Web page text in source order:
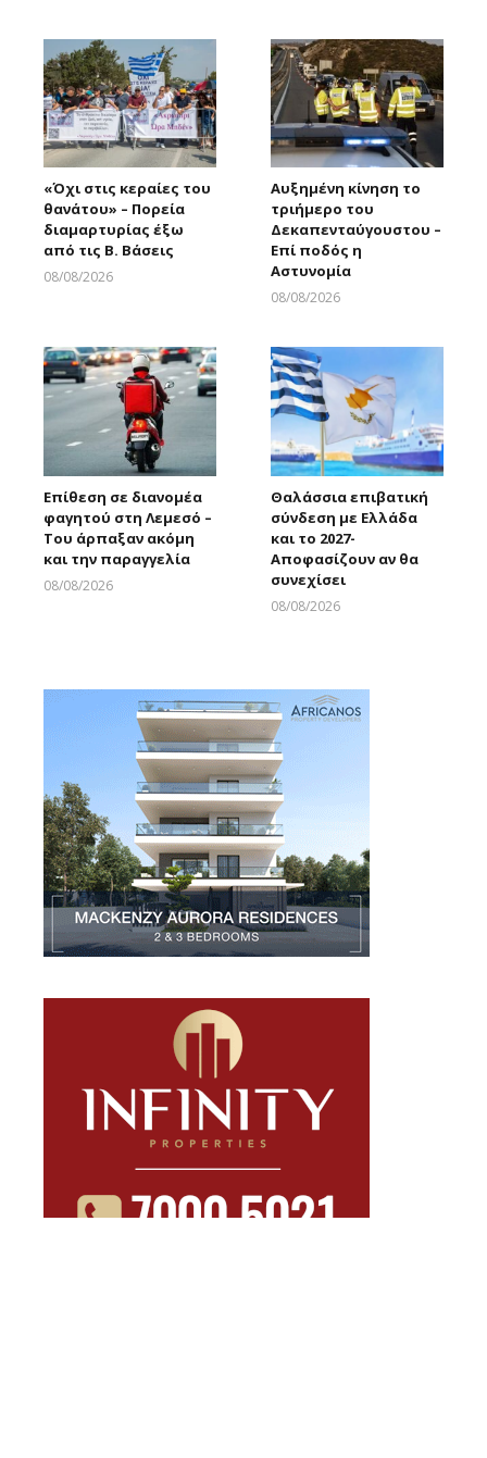
«Όχι στις κεραίες του
θανάτου» – Πορεία
διαμαρτυρίας έξω
από τις Β. Βάσεις
08/08/2026
Αυξημένη κίνηση το
τριήμερο του
Δεκαπενταύγουστου –
Επί ποδός η
Αστυνομία
08/08/2026
Επίθεση σε διανομέα
φαγητού στη Λεμεσό –
Του άρπαξαν ακόμη
και την παραγγελία
08/08/2026
Θαλάσσια επιβατική
σύνδεση με Ελλάδα
και το 2027-
Αποφασίζουν αν θα
συνεχίσει
08/08/2026